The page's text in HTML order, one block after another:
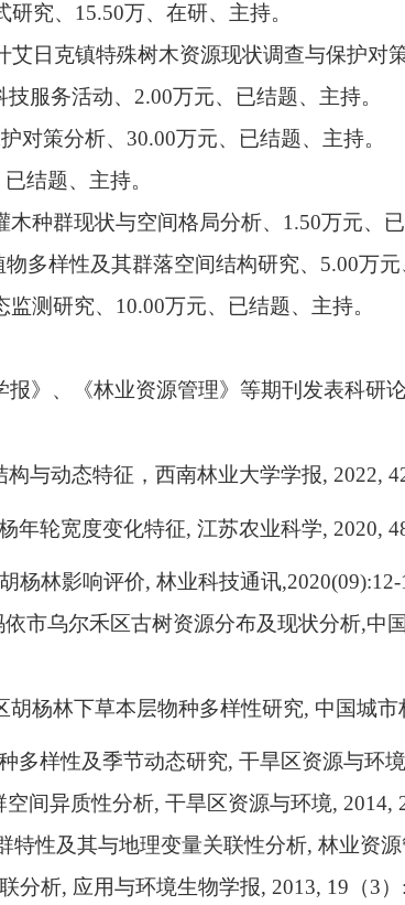
究、 15.50万、在研、主持。
日克镇特殊树木资源现状调查与保护对策
服务活动、 2.00万元、已结题、主持。
对策分析、 30.00万元、已结题、主持。
结题、主持。
种群现状与空间格局分析、 1.50万元、
多样性及其群落空间结构研究、 5.00万元
测研究、 10.00万元、已结题、主持。
》、《林业资源管理》等期刊发表科研
与动态特征，西南林业大学学报, 2022,
年轮宽度变化特征, 江苏农业科学, 2020,
杨林影响评价, 林业科技通讯,2020(09):12-
依市乌尔禾区古树资源分布及现状分析,中
胡杨林下草本层物种多样性研究, 中国城市
多样性及季节动态研究, 干旱区资源与环境
空间异质性分析, 干旱区资源与环境, 2014,
特性及其与地理变量关联性分析, 林业资源
分析, 应用与环境生物学报, 2013, 19 （3） :